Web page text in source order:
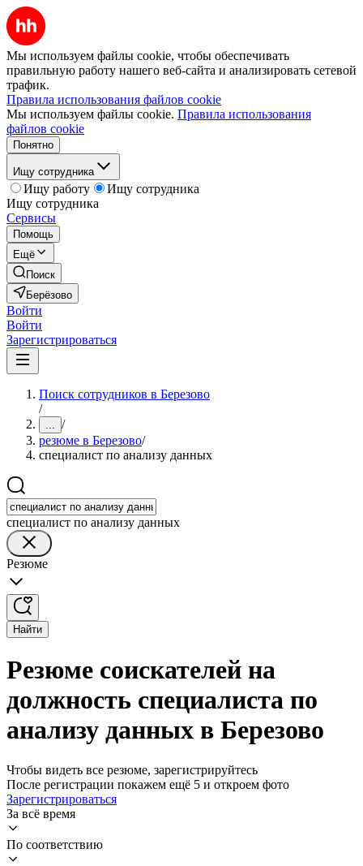
Мы используем файлы cookie, чтобы обеспечивать
правильную работу нашего веб-сайта и анализировать сетевой
трафик.
Правила использования файлов cookie
Мы используем файлы cookie. Правила использования
файлов cookie
Понятно
Ищу сотрудника
Ищу работу
Ищу сотрудника
Ищу сотрудника
Сервисы
Помощь
Ещё
Поиск
Берёзово
Войти
Войти
Зарегистрироваться
Поиск сотрудников в Березово
/
... /
резюме в Березово/
специалист по анализу данных
специалист по анализу данных
Резюме
Найти
Резюме соискателей на
должность специалиста по
анализу данных в Березово
Чтобы видеть все резюме, зарегистрируйтесь
После регистрации покажем ещё 5 и откроем фото
Зарегистрироваться
За всё время
По соответствию